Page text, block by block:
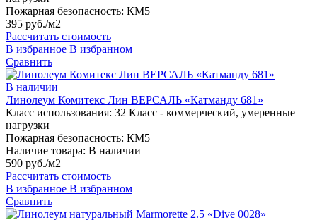
Пожарная безопасность: КМ5
395 руб./м2
Рассчитать стоимость
В избранное В избранном
Сравнить
В наличии
Линолеум Комитекс Лин ВЕРСАЛЬ «Катманду 681»
Класс использования: 32 Класс - коммерческий, умеренные
нагрузки
Пожарная безопасность: КМ5
Наличие товара: В наличии
590 руб./м2
Рассчитать стоимость
В избранное В избранном
Сравнить